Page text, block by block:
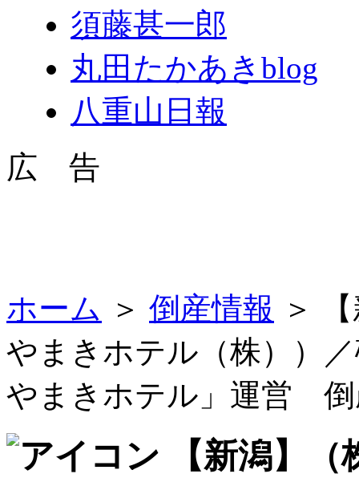
須藤甚一郎
丸田たかあきblog
八重山日報
広 告
ホーム ＞ 倒産情報 ＞
やまきホテル（株））
やまきホテル」運営 倒
【新潟】